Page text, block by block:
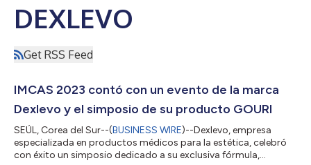
DEXLEVO
Get RSS Feed
IMCAS 2023 contó con un evento de la marca
Dexlevo y el simposio de su producto GOURI
SEÚL, Corea del Sur--(BUSINESS WIRE)--Dexlevo, empresa
especializada en productos médicos para la estética, celebró
con éxito un simposio dedicado a su exclusiva fórmula,